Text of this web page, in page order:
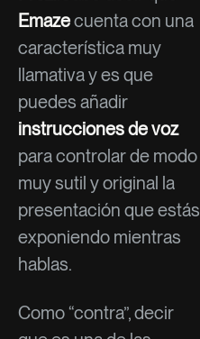
Emazecuenta con una
característica muy
llamativa y es que
puedes añadir
instrucciones de voz
para controlar de modo
muy sutil y original la
presentación que estás
exponiendo mientras
hablas.
Como “contra”, decir